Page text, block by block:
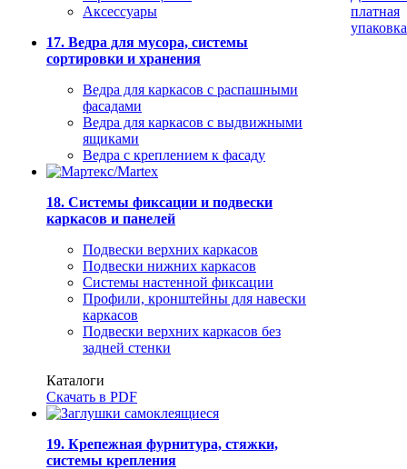
Аксессуары
17. Ведра для мусора, системы
сортировки и хранения
Ведра для каркасов с распашными
фасадами
Ведра для каркасов с выдвижными
ящиками
Ведра с креплением к фасаду
18. Системы фиксации и подвески
каркасов и панелей
Подвески верхних каркасов
Подвески нижних каркасов
Системы настенной фиксации
Профили, кронштейны для навески
каркасов
Подвески верхних каркасов без
задней стенки
Каталоги
Скачать в PDF
19. Крепежная фурнитура, стяжки,
системы крепления
платная
упаковка